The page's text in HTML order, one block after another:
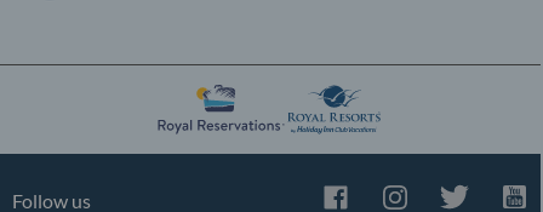
Follow us